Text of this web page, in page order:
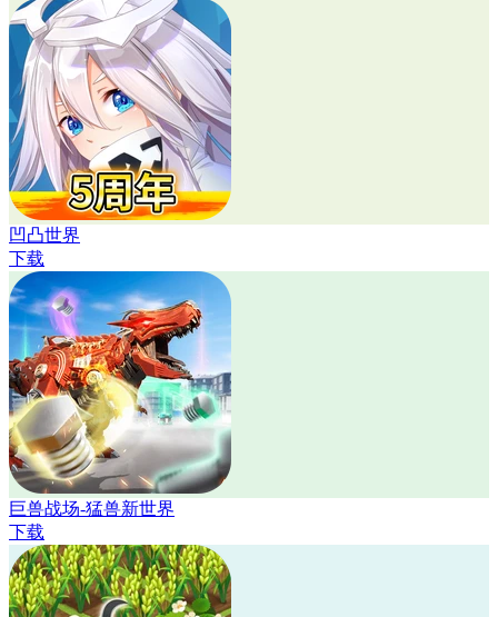
凹凸世界
下载
巨兽战场-猛兽新世界
下载